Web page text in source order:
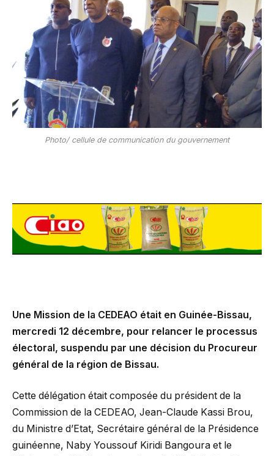
Photo/ cellule de communication du gouvernement
Une Mission de la CEDEAO était en Guinée-Bissau,
mercredi 12 décembre, pour relancer le processus
électoral, suspendu par une décision du Procureur
général de la région de Bissau.
Cette délégation était composée du président de la
Commission de la CEDEAO, Jean-Claude Kassi Brou,
du Ministre d’Etat, Secrétaire général de la Présidence
guinéenne, Naby Youssouf Kiridi Bangoura et le